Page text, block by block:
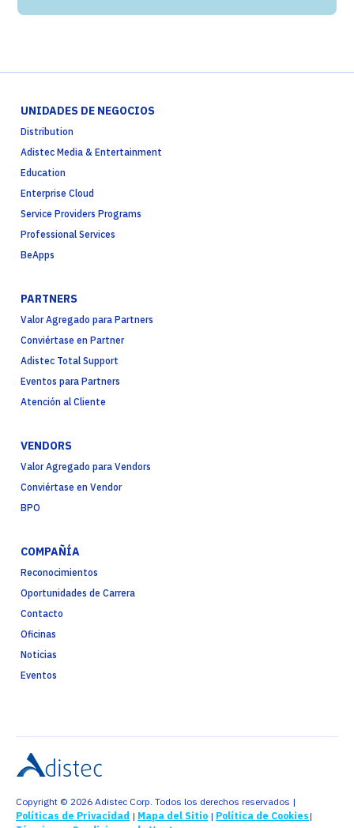
UNIDADES DE NEGOCIOS
Distribution
Adistec Media & Entertainment
Education
Enterprise Cloud
Service Providers Programs
Professional Services
BeApps
PARTNERS
Valor Agregado para Partners
Conviértase en Partner
Adistec Total Support
Eventos para Partners
Atención al Cliente
VENDORS
Valor Agregado para Vendors
Conviértase en Vendor
BPO
COMPAÑÍA
Reconocimientos
Oportunidades de Carrera
Contacto
Oficinas
Noticias
Eventos
Copyright © 2026 Adistec Corp. Todos los derechos reservados |
Políticas de Privacidad | Mapa del Sitio | Política de Cookies|